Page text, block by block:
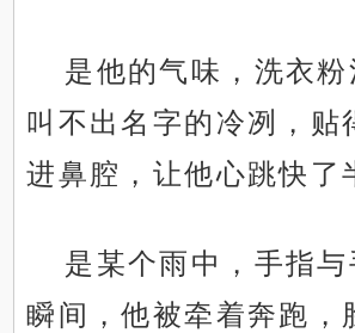
是他的气味，洗衣
叫不出名字的冷冽，贴
进鼻腔，让他心跳快了
是某个雨中，手指与
瞬间，他被牵着奔跑，